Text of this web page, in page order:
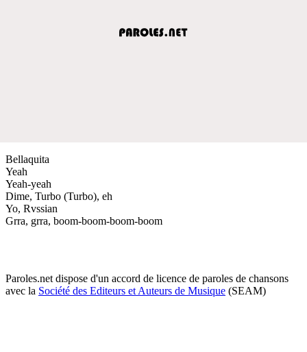
Bellaquita
Yeah
Yeah-yeah
Dime, Turbo (Turbo), eh
Yo, Rvssian
Grra, grra, boom-boom-boom-boom
Paroles.net dispose d'un accord de licence de paroles de chansons
avec la Société des Editeurs et Auteurs de Musique (SEAM)